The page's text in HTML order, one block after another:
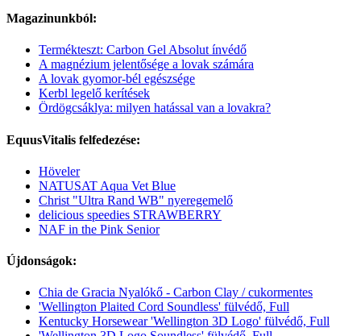
Magazinunkból:
Termékteszt: Carbon Gel Absolut ínvédő
A magnézium jelentősége a lovak számára
A lovak gyomor-bél egészsége
Kerbl legelő kerítések
Ördögcsáklya: milyen hatással van a lovakra?
EquusVitalis felfedezése:
Höveler
NATUSAT Aqua Vet Blue
Christ "Ultra Rand WB" nyeregemelő
delicious speedies STRAWBERRY
NAF in the Pink Senior
Újdonságok:
Chia de Gracia Nyalókő - Carbon Clay / cukormentes
'Wellington Plaited Cord Soundless' fülvédő, Full
Kentucky Horsewear 'Wellington 3D Logo' fülvédő, Full